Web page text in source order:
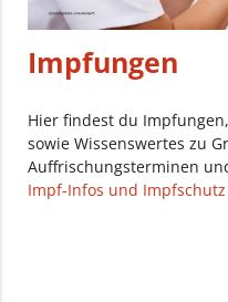
Impfungen
Hier findest du
sowie Wissenswertes zu
Auffrischungsterminen
Impf-Infos und Impfschutz